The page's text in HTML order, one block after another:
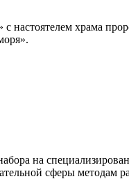
настоятелем храма
на
сферы методам